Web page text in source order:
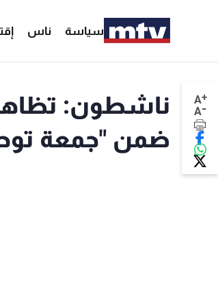
سياسة ناس
A+
A-
ناشطون:
ضمن "جمعة